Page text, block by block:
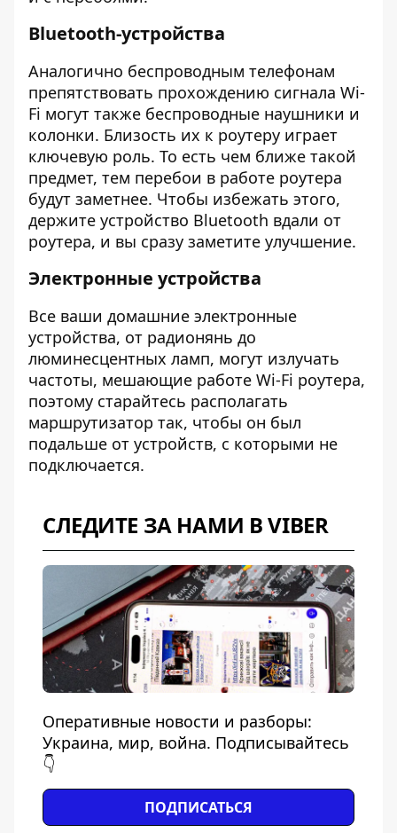
Bluetooth-устройства
Аналогично беспроводным телефонам
препятствовать прохождению сигнала Wi-
Fi могут также беспроводные наушники и
колонки. Близость их к роутеру играет
ключевую роль. То есть чем ближе такой
предмет, тем перебои в работе роутера
будут заметнее. Чтобы избежать этого,
держите устройство Bluetooth вдали от
роутера, и вы сразу заметите улучшение.
Электронные устройства
Все ваши домашние электронные
устройства, от радионянь до
люминесцентных ламп, могут излучать
частоты, мешающие работе Wi-Fi роутера,
поэтому старайтесь располагать
маршрутизатор так, чтобы он был
подальше от устройств, с которыми не
подключается.
СЛЕДИТЕ ЗА НАМИ В VIBER
Оперативные новости и разборы:
Украина, мир, война. Подписывайтесь
👇
ПОДПИСАТЬСЯ